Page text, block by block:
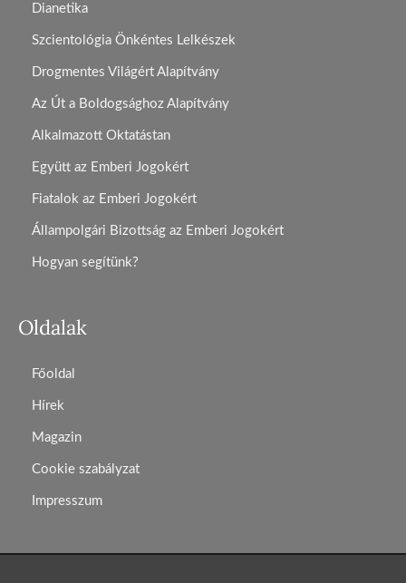
Dianetika
Szcientológia Önkéntes Lelkészek
Drogmentes Világért Alapítvány
Az Út a Boldogsághoz Alapítvány
Alkalmazott Oktatástan
Együtt az Emberi Jogokért
Fiatalok az Emberi Jogokért
Állampolgári Bizottság az Emberi Jogokért
Hogyan segítünk?
Oldalak
Főoldal
Hírek
Magazin
Cookie szabályzat
Impresszum